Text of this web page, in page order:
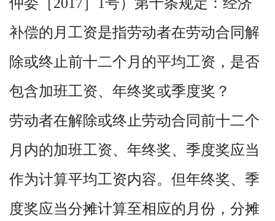
补偿的月工资是指劳动者在劳动合同解
除或终止前十二个月的平均工资，是否
包含加班工资、年终奖或季度奖？
劳动者在解除或终止劳动合同前十二个
月内的加班工资、年终奖、季度奖应当
作为计算平均工资内容。但年终奖、季
度奖应当分摊计算至相应的月份，分摊